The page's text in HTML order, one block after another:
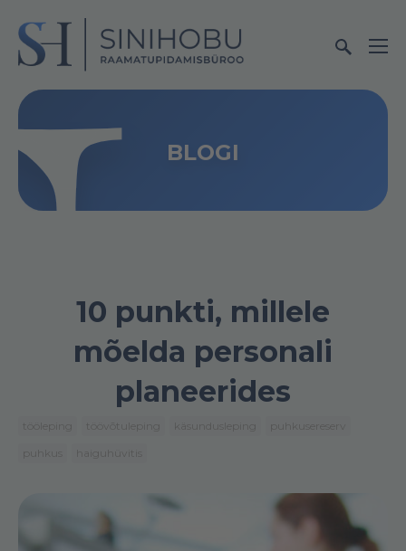
BLOGI
10 punkti, millele
mõelda personali
planeerides
tööleping töövõtuleping käsundusleping
puhkusereserv
puhkus
haiguhüvitis